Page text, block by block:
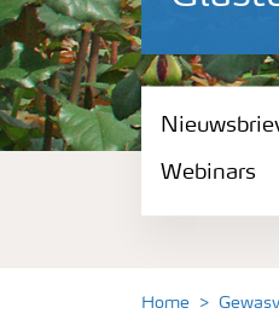
Gewassen
Webinars
Home